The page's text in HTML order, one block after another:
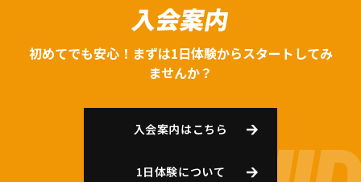
入会案内
初めてでも安心！まずは1日体験からスタートしてみ
ませんか？
入会案内はこちら
1日体験について